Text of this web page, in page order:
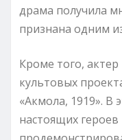
драма получила
признана одним
Кроме того, актер
культовых
«Акмола, 1919». В
настоящих